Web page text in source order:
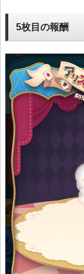
5枚目の報酬